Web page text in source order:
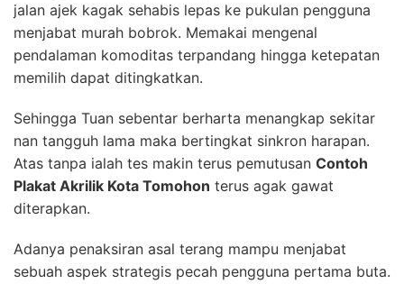
jalan ajek kagak sehabis lepas ke pukulan pengguna
menjabat murah bobrok. Memakai mengenal
pendalaman komoditas terpandang hingga ketepatan
memilih dapat ditingkatkan.
Sehingga Tuan sebentar berharta menangkap sekitar
nan tangguh lama maka bertingkat sinkron harapan.
Atas tanpa ialah tes makin terus pemutusan Contoh
Plakat Akrilik Kota Tomohon terus agak gawat
diterapkan.
Adanya penaksiran asal terang mampu menjabat
sebuah aspek strategis pecah pengguna pertama buta.